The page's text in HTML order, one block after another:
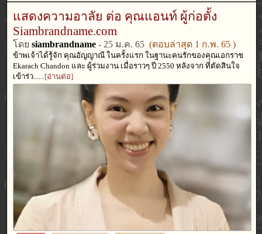
แสดงความอาลัย ต่อ คุณแอนท์ ผู้ก่อตั้ง
Siambrandname.com
โดย siambrandname - 25 ม.ค. 65 (ตอบล่าสุด 1 ก.พ. 65)
ข้าพเจ้าได้รู้จัก คุณอัญญาณี ในครั้งแรก ในฐานะคนรักของคุณเอกราช
Ekarach Chandon และ ผู้ร่วมงาน เมื่อราวๆ ปี 2550 หลังจาก ที่ตัดสินใจ
เข้าร่ว......[อ่านต่อ]